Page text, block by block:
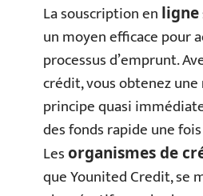
La souscription en ligne
un moyen efficace pour
processus d’emprunt.
crédit, vous obtenez
principe quasi
des fonds rapide une
Lesorganismes de
que Younited Credit, se